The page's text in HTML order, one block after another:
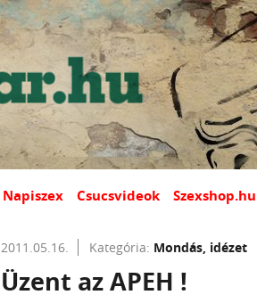
Napiszex Csucsvideok Szexshop.hu
2011.05.16. Kategória: Mondás, idézet
Üzent az APEH !